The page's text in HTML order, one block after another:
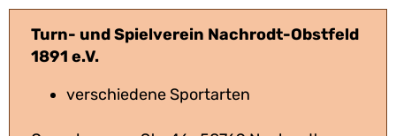
Turn- und Spielverein Nachrodt-Obstfeld
1891 e.V.
verschiedene Sportarten